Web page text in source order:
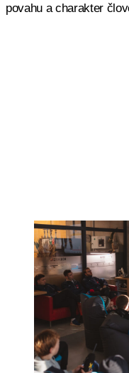
povahu a charakter